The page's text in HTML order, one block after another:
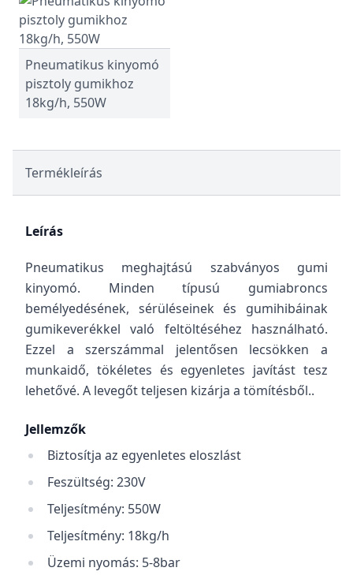
Pneumatikus kinyomó
pisztoly gumikhoz
18kg/h, 550W
Termékleírás
Leírás
Pneumatikus meghajtású szabványos gumi
kinyomó. Minden típusú gumiabroncs
bemélyedésének, sérüléseinek és gumihibáinak
gumikeverékkel való feltöltéséhez használható.
Ezzel a szerszámmal jelentősen lecsökken a
munkaidő, tökéletes és egyenletes javítást tesz
lehetővé. A levegőt teljesen kizárja a tömítésből..
Jellemzők
Biztosítja az egyenletes eloszlást
Feszültség: 230V
Teljesítmény: 550W
Teljesítmény: 18kg/h
Üzemi nyomás: 5-8bar